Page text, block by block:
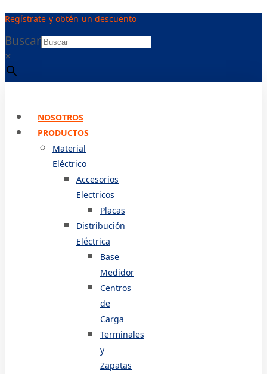
al
Regístrate y obtén un descuento
Buscar
×
NOSOTROS
PRODUCTOS
Material
Eléctrico
Accesorios
Electricos
Placas
Distribución
Eléctrica
Base
Medidor
Centros
de
Carga
Terminales
y
Zapatas